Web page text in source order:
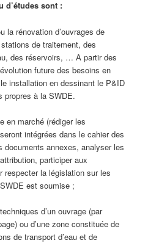
d’études sont :
rénovation d’ouvrages de
de traitement, des
des réservoirs, … A partir des
future des besoins en
installation en dessinant le P&ID
propres à la SWDE.
marché (rédiger les
intégrées dans le cahier des
documents annexes, analyser les
participer aux
respecter la législation sur les
est soumise ;
d’un ouvrage (par
ou d’une zone constituée de
de transport d’eau et de